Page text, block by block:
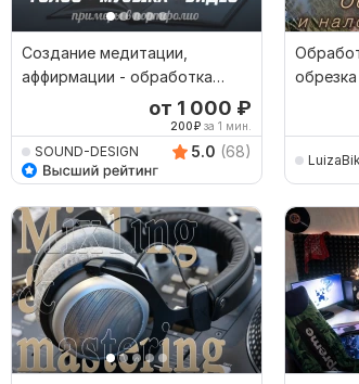
Создание медитации,
аффирмации - обработка
голоса, музыка, видеоот 1 000 ₽
200₽ за 1 мин.
SOUND-DESIGN 5.0 (68)